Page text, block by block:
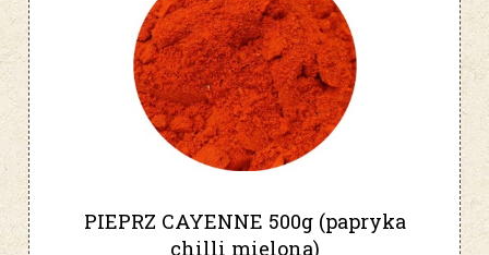
PIEPRZ CAYENNE 500g (papryka
chilli mielona)